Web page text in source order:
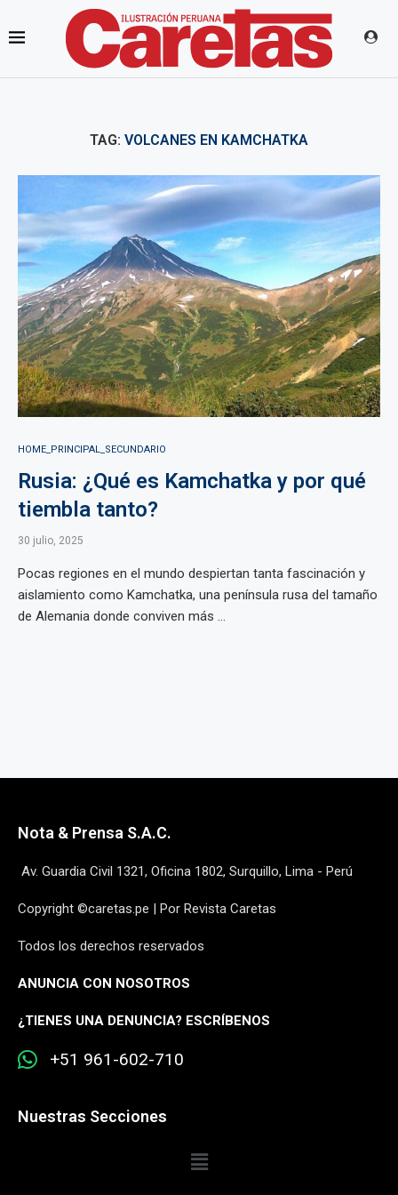
TAG: VOLCANES EN KAMCHATKA
HOME_PRINCIPAL_SECUNDARIO
Rusia: ¿Qué es Kamchatka y por qué
tiembla tanto?
30 julio, 2025
Pocas regiones en el mundo despiertan tanta fascinación y
aislamiento como Kamchatka, una península rusa del tamaño
de Alemania donde conviven más ...
Nota & Prensa S.A.C.
Av. Guardia Civil 1321, Oficina 1802, Surquillo, Lima - Perú
Copyright ©caretas.pe | Por Revista Caretas
Todos los derechos reservados
ANUNCIA CON NOSOTROS
¿TIENES UNA DENUNCIA? ESCRÍBENOS
+51 961-602-710
Nuestras Secciones